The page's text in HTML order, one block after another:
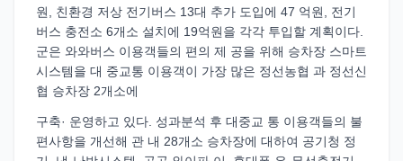
원, 친환경 저상 전기버스 13대 추가 도입에 47 억원, 전기
버스 충전소 6개소 설치에 19억원을 각각 투입할 계획이다.
군은 와와버스 이용객들의 편의 제 공을 위해 승차장 스마트
시스템을 대 중교통 이용객이 가장 많은 정선농협 과 정선신
협 승차장 2개소에
구축· 운영하고 있다. 성과분석 후 대중교 통 이용객들의 불
편사항을 개선해 관 내 28개소 승차장에 대하여 공기청 정